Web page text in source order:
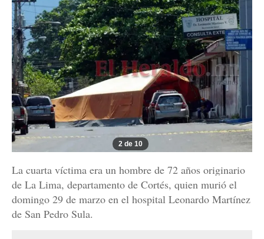
2 de 10
La cuarta víctima era un hombre de 72 años originario
de La Lima, departamento de Cortés, quien murió el
domingo 29 de marzo en el hospital Leonardo Martínez
de San Pedro Sula.